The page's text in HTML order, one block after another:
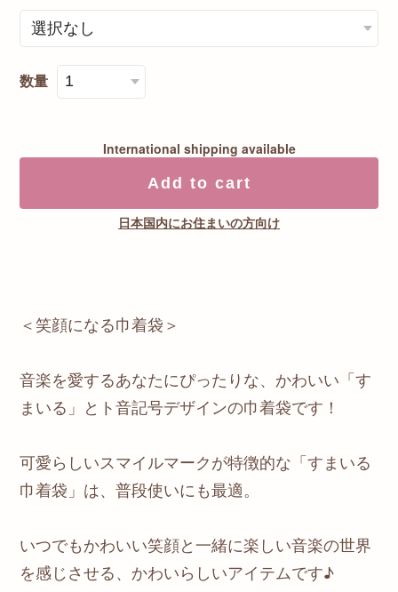
数量
International shipping available
Add to cart
日本国内にお住まいの方向け
＜笑顔になる巾着袋＞
音楽を愛するあなたにぴったりな、かわいい「す
まいる」とト音記号デザインの巾着袋です！
可愛らしいスマイルマークが特徴的な「すまいる
巾着袋」は、普段使いにも最適。
いつでもかわいい笑顔と一緒に楽しい音楽の世界
を感じさせる、かわいらしいアイテムです♪